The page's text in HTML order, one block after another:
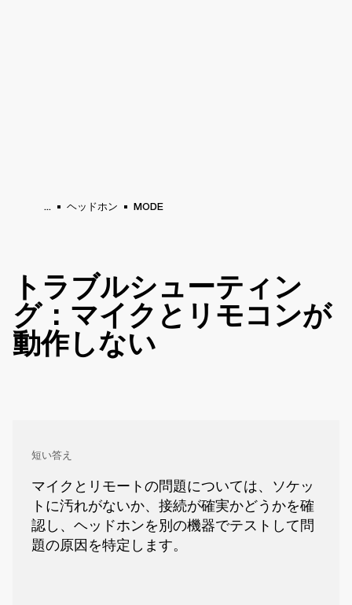
... ヘッドホン MODE
トラブルシューティン
グ：マイクとリモコンが
動作しない
短い答え
マイクとリモートの問題については、ソケッ
トに汚れがないか、接続が確実かどうかを確
認し、ヘッドホンを別の機器でテストして問
題の原因を特定します。